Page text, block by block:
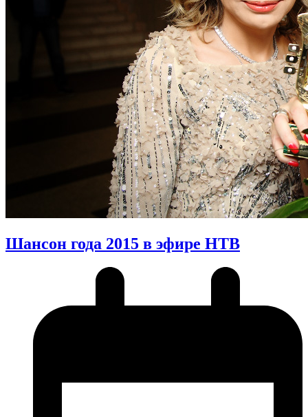
Шансон года 2015 в эфире НТВ